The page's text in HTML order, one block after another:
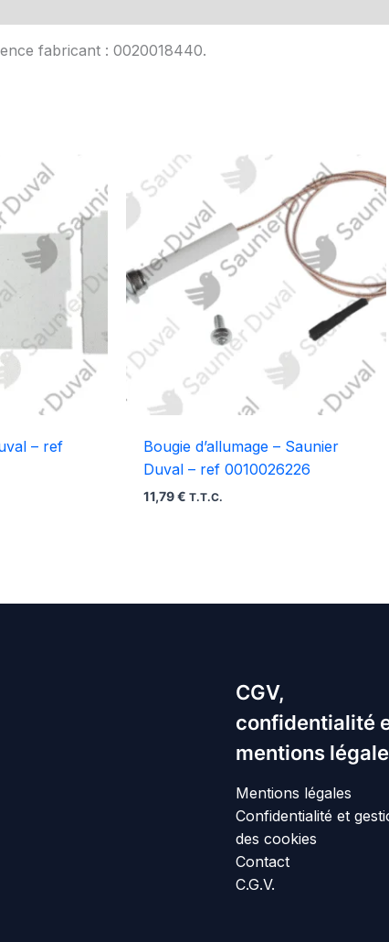
fabricant : 0020018440.
– ref
Bougie d’allumage – Saunier
Duval – ref 0010026226
11,79€ T.T.C.
CGV,
confidentialité
mentions
Mentions légales
Confidentialité et
des cookies
Contact
C.G.V.